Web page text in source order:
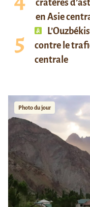
cratères
en Asie
contre le
centrale
Photo du jour